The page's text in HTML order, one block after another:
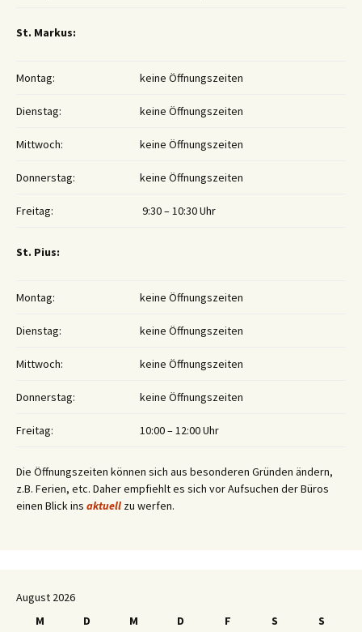
St. Markus:
Montag: keine Öffnungszeiten
Dienstag: keine Öffnungszeiten
Mittwoch: keine Öffnungszeiten
Donnerstag: keine Öffnungszeiten
Freitag: 9:30 – 10:30 Uhr
St. Pius:
Montag: keine Öffnungszeiten
Dienstag: keine Öffnungszeiten
Mittwoch: keine Öffnungszeiten
Donnerstag: keine Öffnungszeiten
Freitag: 10:00 – 12:00 Uhr
Die Öffnungszeiten können sich aus besonderen Gründen ändern,
z.B. Ferien, etc. Daher empfiehlt es sich vor Aufsuchen der Büros
einen Blick ins aktuell zu werfen.
August 2026
M
D M D F S
S